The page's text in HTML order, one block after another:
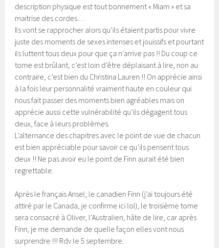
description physique est tout bonnement « Miam » et sa
maitrise des cordes…
Ils vont se rapprocher alors qu’ils étaient partis pour vivre
juste des moments de sexes intenses et jouissifs et pourtant
ils luttent tous deux pour que ça n’arrive pas !! Du coup ce
tome est brûlant, c’est loin d’être déplaisant à lire, non au
contraire, c’est bien du Christina Lauren !! On apprécie ainsi
à la fois leur personnalité vraiment haute en couleur qui
nous fait passer des moments bien agréables mais on
apprécie aussi cette vulnérabilité qu’ils dégagent tous
deux, face à leurs problèmes.
L’alternance des chapitres avec le point de vue de chacun
est bien appréciable pour savoir ce qu’ils pensent tous
deux !! Ne pas avoir eu le point de Finn aurait été bien
regrettable.
Après le français Ansel, le canadien Finn (j’ai toujours été
attiré par le Canada, je confirme ici lol), le troisième tome
sera consacré à Oliver, l’Australien, hâte de lire, car après
Finn, je me demande de quelle façon elles vont nous
surprendre !!! Rdv le 5 septembre.